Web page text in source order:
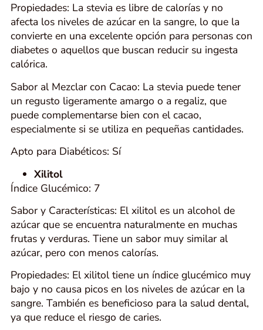
Propiedades: La stevia es libre de calorías y no
afecta los niveles de azúcar en la sangre, lo que la
convierte en una excelente opción para personas con
diabetes o aquellos que buscan reducir su ingesta
calórica.
Sabor al Mezclar con Cacao: La stevia puede tener
un regusto ligeramente amargo o a regaliz, que
puede complementarse bien con el cacao,
especialmente si se utiliza en pequeñas cantidades.
Apto para Diabéticos: Sí
Xilitol
Índice Glucémico: 7
Sabor y Características: El xilitol es un alcohol de
azúcar que se encuentra naturalmente en muchas
frutas y verduras. Tiene un sabor muy similar al
azúcar, pero con menos calorías.
Propiedades: El xilitol tiene un índice glucémico muy
bajo y no causa picos en los niveles de azúcar en la
sangre. También es beneficioso para la salud dental,
ya que reduce el riesgo de caries.